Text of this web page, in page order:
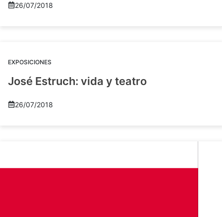
26/07/2018
EXPOSICIONES
José Estruch: vida y teatro
26/07/2018